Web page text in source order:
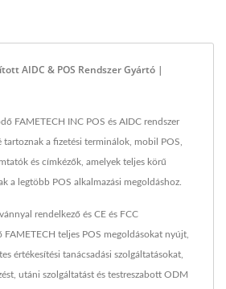
AIDC & POS Rendszer Gyártó |
FAMETECH INC POS és AIDC rendszer
tartoznak a fizetési terminálok, mobil POS,
és címkézők, amelyek teljes körű
a legtöbb POS alkalmazási megoldáshoz.
rendelkező és CE és FCC
FAMETECH teljes POS megoldásokat nyújt,
értékesítési tanácsadási szolgáltatásokat,
utáni szolgáltatást és testreszabott ODM